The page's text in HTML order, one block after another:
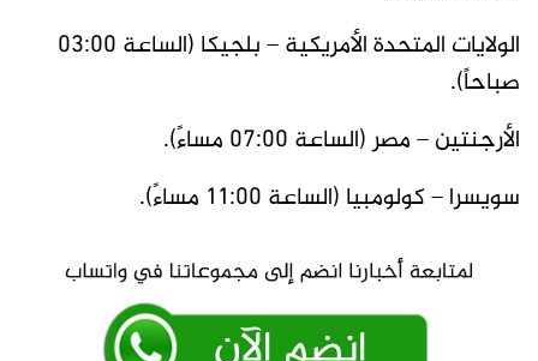
الولايات المتحدة الأمريكية – بلجيكا (الساعة 03:00
صباحاً).
الأرجنتين – مصر (الساعة 07:00 مساءً).
سويسرا – كولومبيا (الساعة 11:00 مساءً).